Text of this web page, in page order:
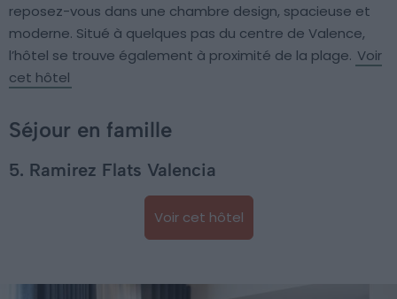
reposez-vous dans une chambre design, spacieuse et
moderne. Situé à quelques pas du centre de Valence,
l’hôtel se trouve également à proximité de la plage. Voir
cet hôtel
Séjour en famille
5. Ramirez Flats Valencia
Voir cet hôtel